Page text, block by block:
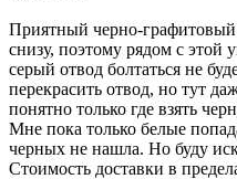
Приятный черно-
снизу, поэтому рядом с этой
серый отвод болтаться не
перекрасить отвод, но тут
понятно только где взять
Мне пока только белые
черных не нашла. Но буду
Стоимость доставки в